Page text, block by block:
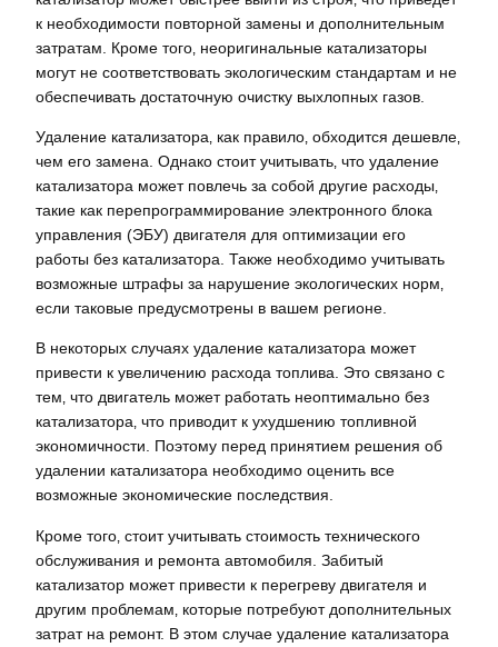
к необходимости повторной замены и дополнительным
затратам. Кроме того‚ неоригинальные катализаторы
могут не соответствовать экологическим стандартам и не
обеспечивать достаточную очистку выхлопных газов.
Удаление катализатора‚ как правило‚ обходится дешевле‚
чем его замена. Однако стоит учитывать‚ что удаление
катализатора может повлечь за собой другие расходы‚
такие как перепрограммирование электронного блока
управления (ЭБУ) двигателя для оптимизации его
работы без катализатора. Также необходимо учитывать
возможные штрафы за нарушение экологических норм‚
если таковые предусмотрены в вашем регионе.
В некоторых случаях удаление катализатора может
привести к увеличению расхода топлива. Это связано с
тем‚ что двигатель может работать неоптимально без
катализатора‚ что приводит к ухудшению топливной
экономичности. Поэтому перед принятием решения об
удалении катализатора необходимо оценить все
возможные экономические последствия.
Кроме того‚ стоит учитывать стоимость технического
обслуживания и ремонта автомобиля. Забитый
катализатор может привести к перегреву двигателя и
другим проблемам‚ которые потребуют дополнительных
затрат на ремонт. В этом случае удаление катализатора